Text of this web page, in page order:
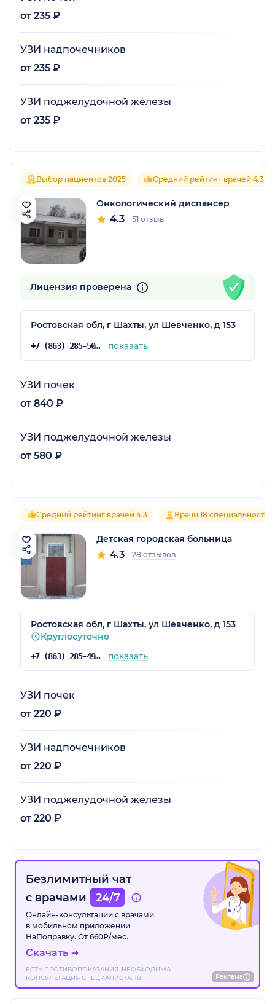
от 235 ₽
УЗИ надпочечников
от 235 ₽
УЗИ поджелудочной железы
от 235 ₽
Выбор пациентов 2025 Средний рейтинг врачей 4.3
Онкологический диспансер
4.3 51 отзыв
Лицензия проверена
Ростовская обл, г Шахты, ул Шевченко, д 153
+7 (863) 285-50-18 показать
УЗИ почек
от 840 ₽
УЗИ поджелудочной железы
от 580 ₽
Средний рейтинг врачей 4.3 Врачи 18 специальностей
Детская городская больница
4.3 28 отзывов
Ростовская обл, г Шахты, ул Шевченко, д 153
Круглосуточно
+7 (863) 285-49-03 показать
УЗИ почек
от 220 ₽
УЗИ надпочечников
от 220 ₽
УЗИ поджелудочной железы
от 220 ₽
Безлимитный чат
с врачами
24/7
Онлайн-консультации с врачами
в мобильном приложении
НаПоправку. От 660₽/мес.
Скачать
ЕСТЬ ПРОТИВОПОКАЗАНИЯ. НЕОБХОДИМА
КОНСУЛЬТАЦИЯ СПЕЦИАЛИСТА. 18+
Реклама